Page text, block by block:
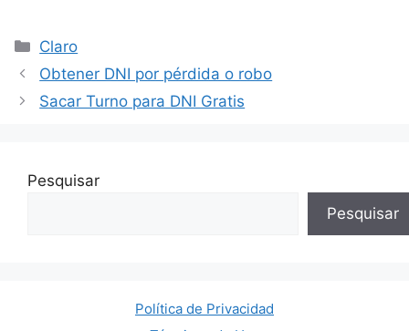
Categorías
Claro
Obtener DNI por pérdida o robo
Sacar Turno para DNI Gratis
Pesquisar
Pesquisar
Política de Privacidad